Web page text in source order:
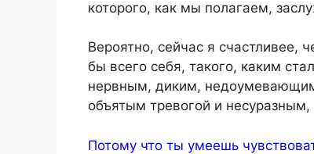
которого, как мы полагаем,
Вероятно, сейчас я счастливее,
бы всего себя, такого, каким
нервным, диким,
объятым тревогой и
Потому что ты умеешь